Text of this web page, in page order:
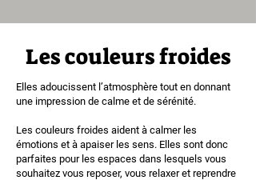
Les couleurs froides
Elles adoucissent l’atmosphère tout en donnant
une impression de calme et de sérénité.
Les couleurs froides aident à calmer les
émotions et à apaiser les sens. Elles sont donc
parfaites pour les espaces dans lesquels vous
souhaitez vous reposer, vous relaxer et reprendre